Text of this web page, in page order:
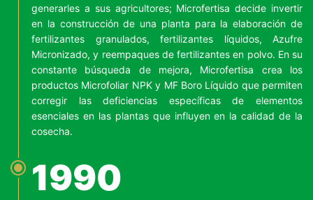
generarles a sus agricultores; Microfertisa decide invertir
en la construcción de una planta para la elaboración de
fertilizantes granulados, fertilizantes líquidos, Azufre
Micronizado, y reempaques de fertilizantes en polvo. En su
constante búsqueda de mejora, Microfertisa crea los
productos Microfoliar NPK y MF Boro Líquido que permiten
corregir las deficiencias específicas de elementos
esenciales en las plantas que influyen en la calidad de la
cosecha.
1990